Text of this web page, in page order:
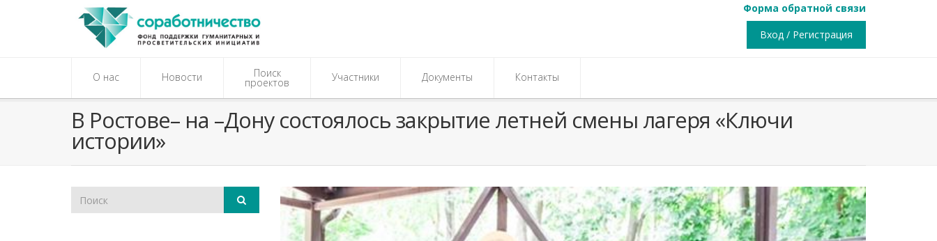
Форма обратной связи
Вход / Регистрация
О нас Новости Поиск
проектов Участники Документы Контакты
В Ростове– на –Дону состоялось закрытие летней смены лагеря «Ключи
истории»